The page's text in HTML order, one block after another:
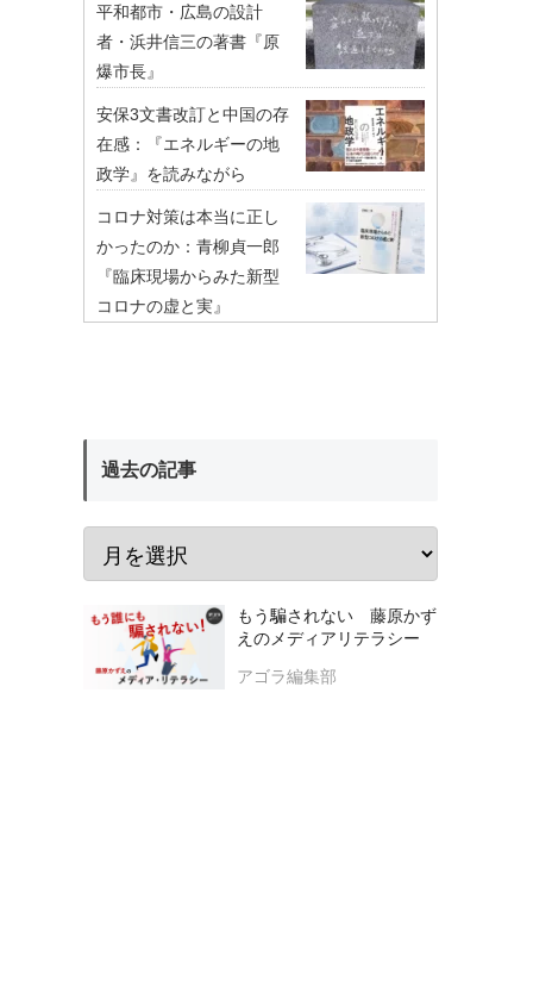
平和都市・広島の設計
者・浜井信三の著書『原
爆市長』
安保3文書改訂と中国の存
在感：『エネルギーの地
政学』を読みながら
コロナ対策は本当に正し
かったのか：青柳貞一郎
『臨床現場からみた新型
コロナの虚と実』
過去の記事
もう騙されない 藤原かず
えのメディアリテラシー
アゴラ編集部